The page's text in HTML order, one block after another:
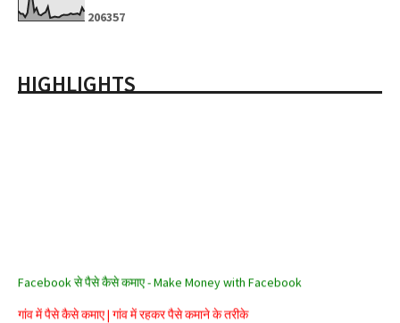
206357
HIGHLIGHTS
Facebook से पैसे कैसे कमाए - Make Money with Facebook
गांव में पैसे कैसे कमाए | गांव में रहकर पैसे कमाने के तरीके